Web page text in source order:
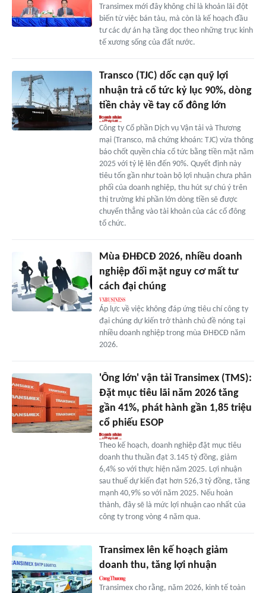
Transimex mới đây không chỉ là khoản lãi đột
biến từ việc bán tàu, mà còn là kế hoạch đầu
tư các dự án hạ tầng dọc theo những trục kinh
tế xương sống của đất nước.
Transco (TJC) dốc cạn quỹ lợi
nhuận trả cổ tức kỷ lục 90%, dòng
tiền chảy về tay cổ đông lớn
Công ty Cổ phần Dịch vụ Vận tải và Thương
mại (Transco, mã chứng khoán: TJC) vừa thông
báo chốt quyền chia cổ tức bằng tiền mặt năm
2025 với tỷ lệ lên đến 90%. Quyết định này
tiêu tốn gần như toàn bộ lợi nhuận chưa phân
phối của doanh nghiệp, thu hút sự chú ý trên
thị trường khi phần lớn dòng tiền sẽ được
chuyển thẳng vào tài khoản của các cổ đông
tổ chức.
Mùa ĐHĐCĐ 2026, nhiều doanh
nghiệp đối mặt nguy cơ mất tư
cách đại chúng
Áp lực về việc không đáp ứng tiêu chí công ty
đại chúng dự kiến trở thành chủ đề nóng tại
nhiều doanh nghiệp trong mùa ĐHĐCĐ năm
2026.
'Ông lớn' vận tải Transimex (TMS):
Đặt mục tiêu lãi năm 2026 tăng
gần 41%, phát hành gần 1,85 triệu
cổ phiếu ESOP
Theo kế hoạch, doanh nghiệp đặt mục tiêu
doanh thu thuần đạt 3.145 tỷ đồng, giảm
6,4% so với thực hiện năm 2025. Lợi nhuận
sau thuế dự kiến đạt hơn 526,3 tỷ đồng, tăng
mạnh 40,9% so với năm 2025. Nếu hoàn
thành, đây sẽ là mức lợi nhuận cao nhất của
công ty trong vòng 4 năm qua.
Transimex lên kế hoạch giảm
doanh thu, tăng lợi nhuận
Transimex cho rằng, năm 2026, kinh tế toàn